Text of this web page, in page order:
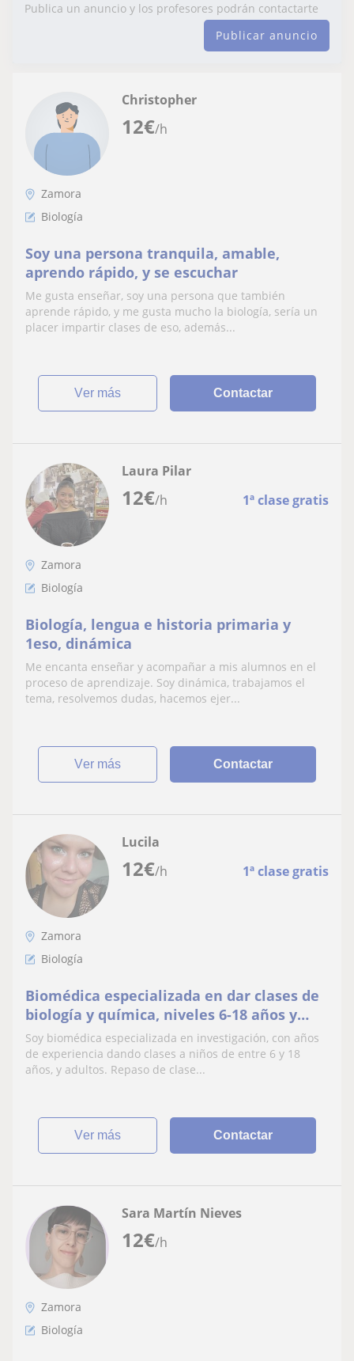
Publica un anuncio y los profesores podrán contactarte
Publicar anuncio
12€/h
Christopher
Zamora
Biología
Soy una persona tranquila, amable,
aprendo rápido, y se escuchar
Me gusta enseñar, soy una persona que también
aprende rápido, y me gusta mucho la biología, sería un
placer impartir clases de eso, además...
ver más Contactar
12€/h 1ª clase gratis
Laura Pilar
Zamora
Biología
Biología, lengua e historia primaria y
1eso, dinámica
Me encanta enseñar y acompañar a mis alumnos en el
proceso de aprendizaje. Soy dinámica, trabajamos el
tema, resolvemos dudas, hacemos ejer...
ver más Contactar
12€/h 1ª clase gratis
Lucila
Zamora
Biología
Biomédica especializada en dar clases de
biología y química, niveles 6-18 años y
preparación para exámenes de acceso
Soy biomédica especializada en investigación, con años
de experiencia dando clases a niños de entre 6 y 18
años, y adultos. Repaso de clase...
ver más Contactar
12€/h
Sara Martín Nieves
Zamora
Biología